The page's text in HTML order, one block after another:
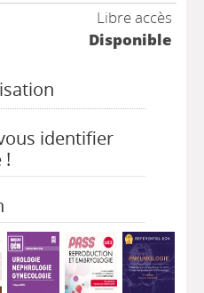
Libre accès
Disponible
identifier
!